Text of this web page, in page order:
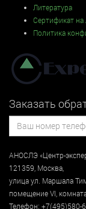
Литература
Сертификат
Политика
Заказать
АНОСЛЭ «Центр-
121359 Москва
улицаул. Маршала
помещение VI,
Телефон: +7(495)580-